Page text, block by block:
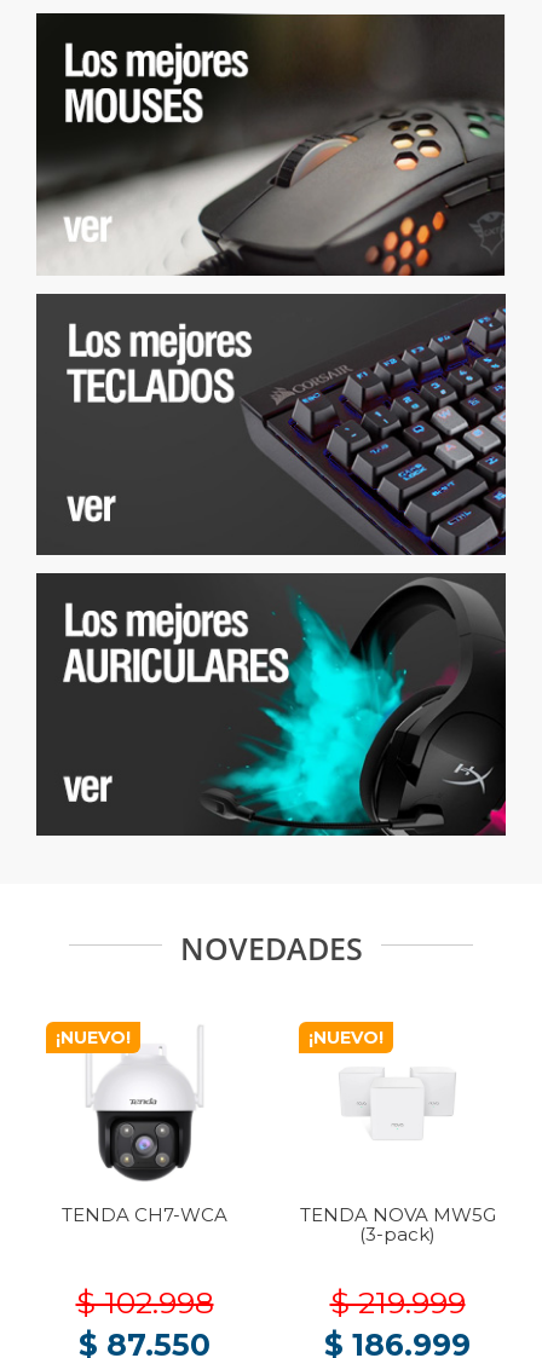
NOVEDADES
¡NUEVO!
TENDA CH7-WCA
$ 102.998
$ 87.550
¡NUEVO!
TENDA NOVA MW5G
(3-pack)
$ 219.999
$ 186.999